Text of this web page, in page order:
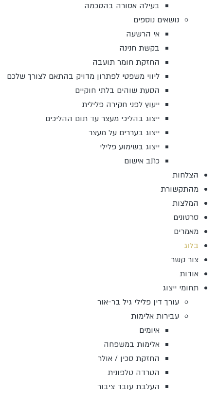
בעילה אסורה בהסכמה
נושאים נוספים
אי הרשעה
בקשת חנינה
החזקת חומר תועבה
ליווי משפטי לפתרון מדויק בהתאם לצורך שלכם
הסעת שוהים בלתי חוקיים
ייעוץ לפני חקירה פלילית
ייצוג בהליכי מעצר עד תום ההליכים
ייצוג בעררים על מעצר
ייצוג בשימוע פלילי
כתב אישום
הצלחות
מהתקשורת
המלצות
סרטונים
מאמרים
בלוג
צור קשר
אודות
תחומי ייצוג
עורך דין פלילי גיל בר-אור
עבירות אלימות
איומים
אלימות במשפחה
החזקת סכין / אולר
הטרדה טלפונית
העלבת עובד ציבור